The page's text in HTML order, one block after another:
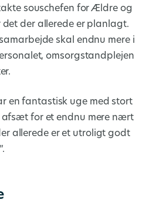
souschefen for Ældre og
det der allerede er planlagt.
skal endnu mere i
omsorgstandplejen
en fantastisk uge med stort
for et endnu mere nært
allerede er et utroligt godt